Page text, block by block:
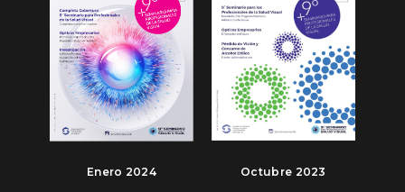
Enero 2024 Octubre 2023